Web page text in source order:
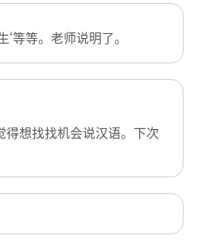
等等。老师说明了。
想找找机会说汉语。下次